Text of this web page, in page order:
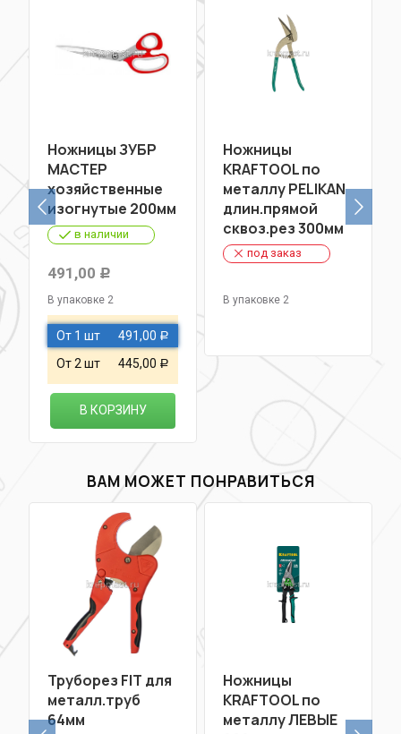
Ножницы ЗУБР
МАСТЕР
хозяйственные
изогнутые 200мм
в наличии
491,00 Р
В упаковке 2
От 1 шт 491,00 Р
От 2 шт 445,00 Р
В КОРЗИНУ
Ножницы
KRAFTOOL по
металлу PELIKAN
длин.прямой
сквоз.рез 300мм
под заказ
В упаковке 2
ВАМ МОЖЕТ ПОНРАВИТЬСЯ
Труборез FIT для
металл.труб
64мм
Ножницы
KRAFTOOL по
металлу ЛЕВЫЕ